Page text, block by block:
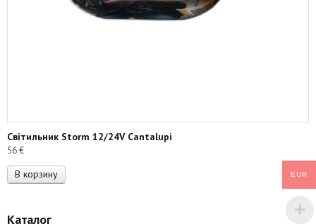
Світильник Storm 12/24V Cantalupi
56€
В корзину
Каталог
EUR